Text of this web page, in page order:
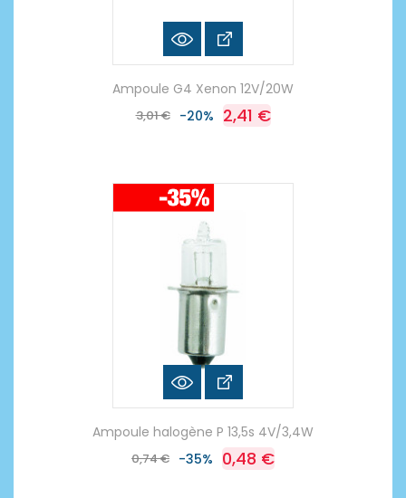
Ampoule G4 Xenon 12V/20W
3,01 € -20% 2,41 €
Ampoule halogène P 13,5s 4V/3,4W
0,74 € -35% 0,48 €